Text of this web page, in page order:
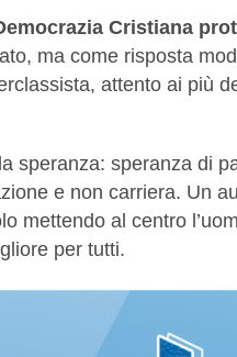
Cristiana
ma come risposta
attento ai più
speranza: speranza di
e non carriera. Un
mettendo al centro
per tutti.